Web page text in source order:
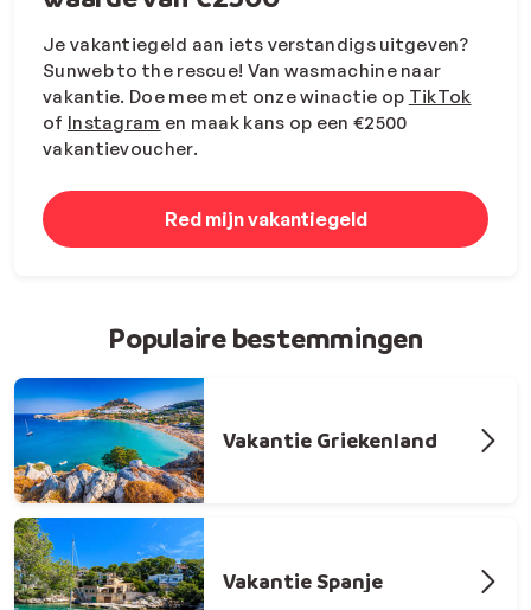
Je vakantiegeld aan iets verstandigs uitgeven?
Sunweb to the rescue! Van wasmachine naar
vakantie. Doe mee met onze winactie op TikTok
of Instagram en maak kans op een €2500
vakantievoucher.
Red mijn vakantiegeld
Populaire bestemmingen
Vakantie Griekenland
Vakantie Spanje